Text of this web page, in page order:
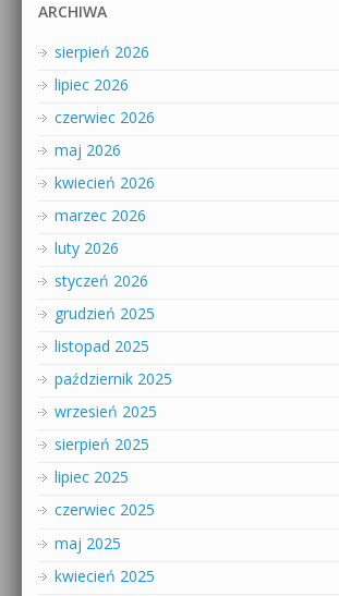
ARCHIWA
sierpień 2026
lipiec 2026
czerwiec 2026
maj 2026
kwiecień 2026
marzec 2026
luty 2026
styczeń 2026
grudzień 2025
listopad 2025
październik 2025
wrzesień 2025
sierpień 2025
lipiec 2025
czerwiec 2025
maj 2025
kwiecień 2025